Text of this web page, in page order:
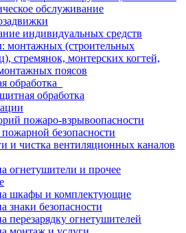
обслуживание
индивидуальных средств
монтажных (строительных
стремянок, монтерских когтей,
поясов
обработка
обработка
пожаро-взрывоопасности
безопасности
и чистка вентиляционных каналов
огнетушители и прочее
шкафы и комплектующие
знаки безопасности
перезарядку огнетушителей